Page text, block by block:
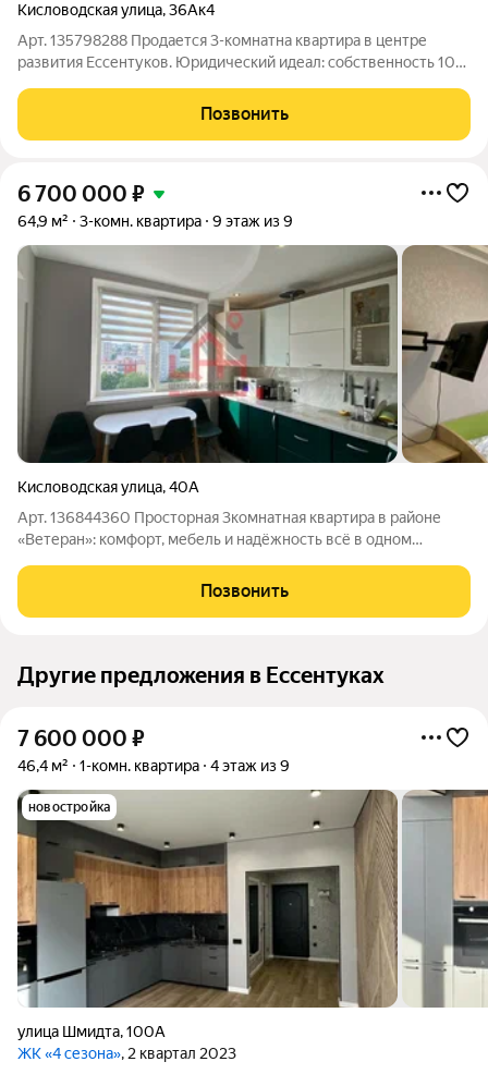
Кисловодская улица,36Ак4
Арт. 135798288 Продается 3-комнатна квартира в центре
развития Ессентуков. Юридический идеал: собственность 10
метры с двумя лоджиями и панорамными видами на гору
Машук и Кисловодск. Комнаты
Позвонить
6 700 000 ₽
64,9 м² 3-комн. квартира 9 этаж из 9
Кисловодская улица,40А
Арт. 136844360 Просторная 3комнатная квартира в районе
«Ветеран»: комфорт, мебель и надёжность всё в одном
тратя время и деньги на обустройство? Обратите внимание на
эту светлую 3комнатную
Позвонить
Другие предложения в Ессентуках
7 600 000 ₽
46,4 м² 1-комн. квартира 4 этаж из 9
новостройка
улица Шмидта,100А
ЖК «4 сезона», 2 квартал 2023